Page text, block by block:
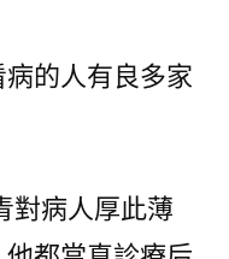
的人有良多家
對病人厚此薄